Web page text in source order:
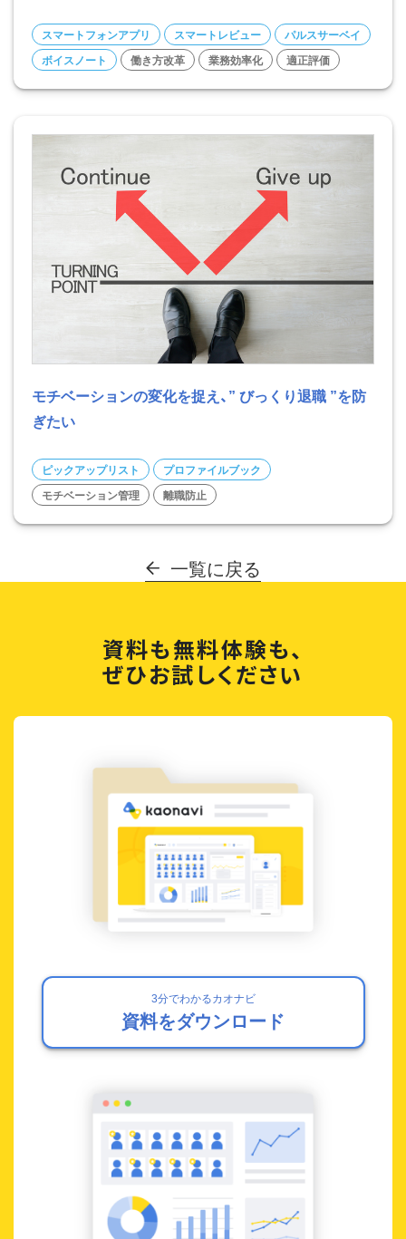
スマートフォンアプリ スマートレビュー
パルスサーベイ
ボイスノート
働き方改革 業務効率化 適正評価
モチベーションの変化を捉え、” びっくり退職 ”を防
ぎたい
ピックアップリスト
プロファイルブック
モチベーション管理
離職防止
一覧に戻る
資料も無料体験も、
ぜひお試しください
3分でわかるカオナビ
資料をダウンロード